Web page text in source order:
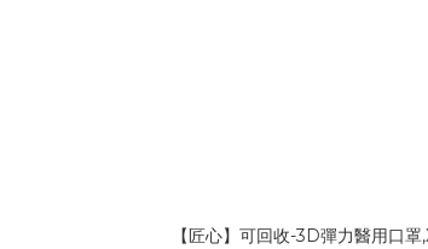
【匠心】可回收-3D彈力醫用口